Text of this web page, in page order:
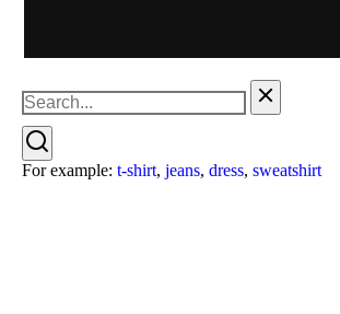
For example: t-shirt, jeans, dress, sweatshirt